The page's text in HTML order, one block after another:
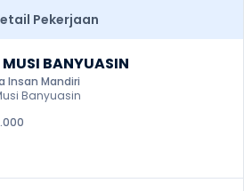
Pekerjaan
MUSI BANYUASIN
Insan Mandiri
Banyuasin